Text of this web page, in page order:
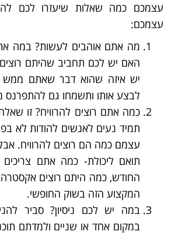
עצמכם כמה שאלות שיעזרו לכם
עצמכם:
מה אתם אוהבים לעשות? במה
האם יש לכם תחביב שהיתם
יש איזה שהוא דבר שאתם ממש
לבצע אותו ותשמחו גם להתפרנס
כמה אתם רוצים להרוויח? זו
תמיד נעים לאנשים להודות לא
עצמם כמה הם רוצים להרוויח.
תואם ליכולת- כמה אתם
החודש, כמה היתם רוצים
המקצוע הזה בשוק החופשי.
במה יש לכם ניסיון? סביר
במקום אחד או שניים ולמדתם